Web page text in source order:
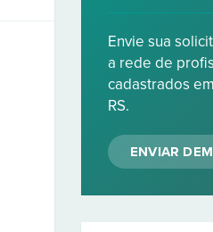
Envie sua
a rede de
cadastrados
RS.
ENVIAR